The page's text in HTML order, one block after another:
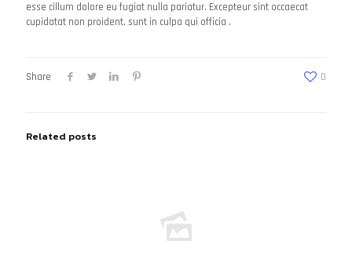
esse cillum dolore eu fugiat nulla pariatur. Excepteur sint occaecat
cupidatat non proident, sunt in culpa qui officia .
Share 0
Related posts